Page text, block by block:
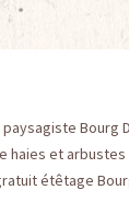
Bourg
haies et
étêtage